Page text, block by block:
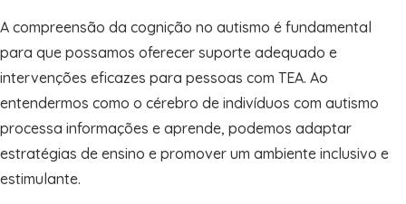
A compreensão da cognição no autismo é fundamental
para que possamos oferecer suporte adequado e
intervenções eficazes para pessoas com TEA. Ao
entendermos como o cérebro de indivíduos com autismo
processa informações e aprende, podemos adaptar
estratégias de ensino e promover um ambiente inclusivo e
estimulante.